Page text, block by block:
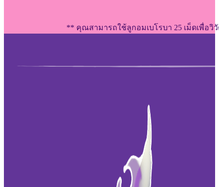
** คุณสามารถใช้ลูกอมเบโรบา 25 เม็ดเพื่อวิ